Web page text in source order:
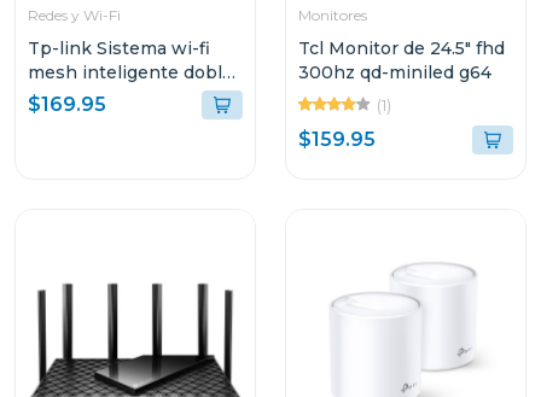
Redes y Wi-Fi
Tp-link Sistema wi-fi
mesh inteligente doble
banda a1900 3 pack
$169.95
Monitores
Tcl Monitor de 24.5" fhd
300hz qd-miniled g64
(1)
$159.95